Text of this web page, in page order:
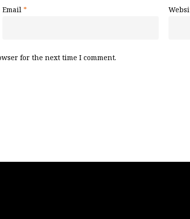
Email *
for the next time I comment.